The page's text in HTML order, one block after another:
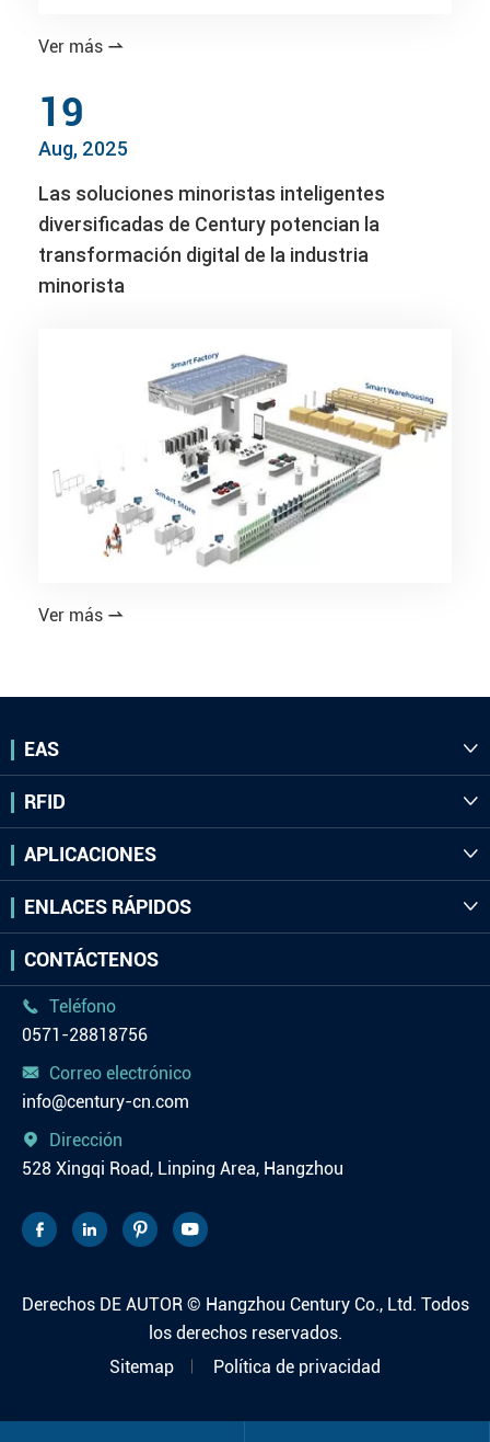
Ver más 
19
Aug, 2025
Las soluciones minoristas inteligentes
diversificadas de Century potencian la
transformación digital de la industria
minorista
Ver más 
EAS 
RFID 
APLICACIONES 
ENLACES RÁPIDOS 
CONTÁCTENOS

Teléfono
0571-28818756

Correo electrónico
info@century-cn.com

Dirección
528 Xingqi Road, Linping Area, Hangzhou
   
Derechos DE AUTOR © Hangzhou Century Co., Ltd. Todos
los derechos reservados.
Sitemap
Política de privacidad